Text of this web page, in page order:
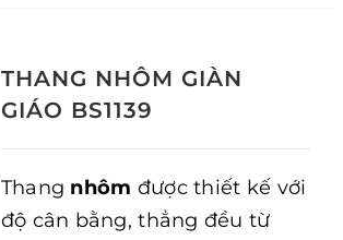
THANG NHÔM GIÀN
GIÁO BS1139
Thang nhôm được thiết kế với
độ cân bằng, thẳng đều từ